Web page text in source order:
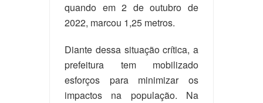
quando em 2 de outubro de
2022, marcou 1,25 metros.
Diante dessa situação crítica, a
prefeitura tem mobilizado
esforços para minimizar os
impactos na população. Na